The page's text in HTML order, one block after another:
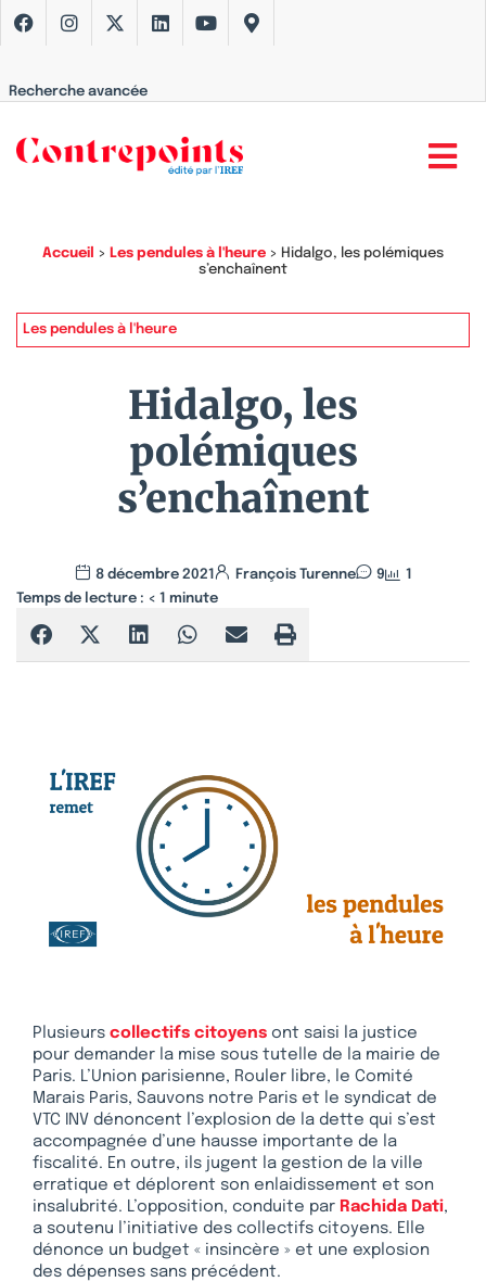
Recherche avancée
Accueil > Les pendules à l'heure > Hidalgo, les polémiques
s’enchaînent
Les pendules à l'heure
Hidalgo, les
polémiques
s’enchaînent
8 décembre 2021 François Turenne 9
1
Temps de lecture : < 1 minute
Plusieurs collectifs citoyens ont saisi la justice
pour demander la mise sous tutelle de la mairie de
Paris. L’Union parisienne, Rouler libre, le Comité
Marais Paris, Sauvons notre Paris et le syndicat de
VTC INV dénoncent l’explosion de la dette qui s’est
accompagnée d’une hausse importante de la
fiscalité. En outre, ils jugent la gestion de la ville
erratique et déplorent son enlaidissement et son
insalubrité. L’opposition, conduite par Rachida Dati,
a soutenu l’initiative des collectifs citoyens. Elle
dénonce un budget « insincère » et une explosion
des dépenses sans précédent.